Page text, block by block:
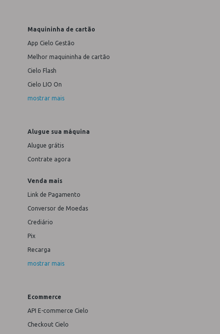
Maquininha de cartão
App Cielo Gestão
Melhor maquininha de cartão
Cielo Flash
Cielo LIO On
mostrar mais
Alugue sua máquina
Alugue grátis
Contrate agora
Venda mais
Link de Pagamento
Conversor de Moedas
Crediário
Pix
Recarga
mostrar mais
Ecommerce
API E-commerce Cielo
Checkout Cielo